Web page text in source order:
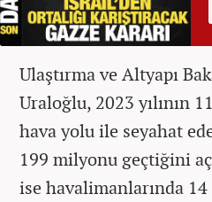
Ulaştırma ve Altyapı
Uraloğlu, 2023 yılının
hava yolu ile seyahat
199 milyonu geçtiğini
ise havalimanlarında